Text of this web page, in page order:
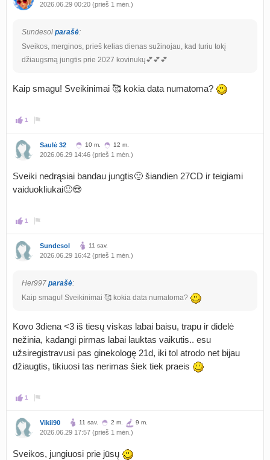
2026.06.29 00:20 (prieš 1 mėn.)
Sundesol parašė:
Sveikos, merginos, prieš kelias dienas sužinojau, kad turiu tokį
džiaugsmą jungtis prie 2027 kovinukų💕💕💕
Kaip smagu! Sveikinimai 🥰 kokia data numatoma?
1
Saulė 32 10 m. 12 m.
2026.06.29 14:46 (prieš 1 mėn.)
Sveiki nedrąsiai bandau jungtis🙂 šiandien 27CD ir teigiami
vaiduokliukai🙂😍
1
Sundesol 11 sav.
2026.06.29 16:42 (prieš 1 mėn.)
Her997 parašė:
Kaip smagu! Sveikinimai 🥰 kokia data numatoma?
Kovo 3diena <3 iš tiesų viskas labai baisu, trapu ir didelė
nežinia, kadangi pirmas labai lauktas vaikutis.. esu
užsiregistravusi pas ginekologę 21d, iki tol atrodo net bijau
džiaugtis, tikiuosi tas nerimas šiek tiek praeis
1
Vikii90 11 sav. 2 m. 9 m.
2026.06.29 17:57 (prieš 1 mėn.)
Sveikos, jungiuosi prie jūsų